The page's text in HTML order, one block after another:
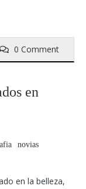
0 Comment
en
novias
en la belleza,